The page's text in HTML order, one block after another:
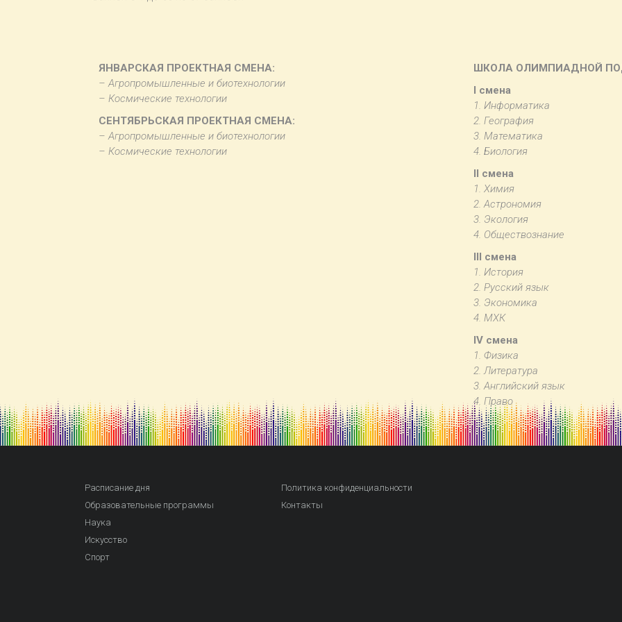
ЯНВАРСКАЯ ПРОЕКТНАЯ СМЕНА:
– Агропромышленные и биотехнологии
– Космические технологии
СЕНТЯБРЬСКАЯ ПРОЕКТНАЯ СМЕНА:
– Агропромышленные и биотехнологии
– Космические технологии
ШКОЛА ОЛИМПИАДНОЙ
I смена
1. Информатика
2. География
3. Математика
4. Биология
II смена
1. Химия
2. Астрономия
3. Экология
4. Обществознание
III смена
1. История
2. Русский язык
3. Экономика
4. МХК
IV смена
1. Физика
2. Литература
3. Английский язык
4. Право
Расписание дня
Образовательные программы
Наука
Искусство
Спорт
Политика конфиденциальности
Контакты